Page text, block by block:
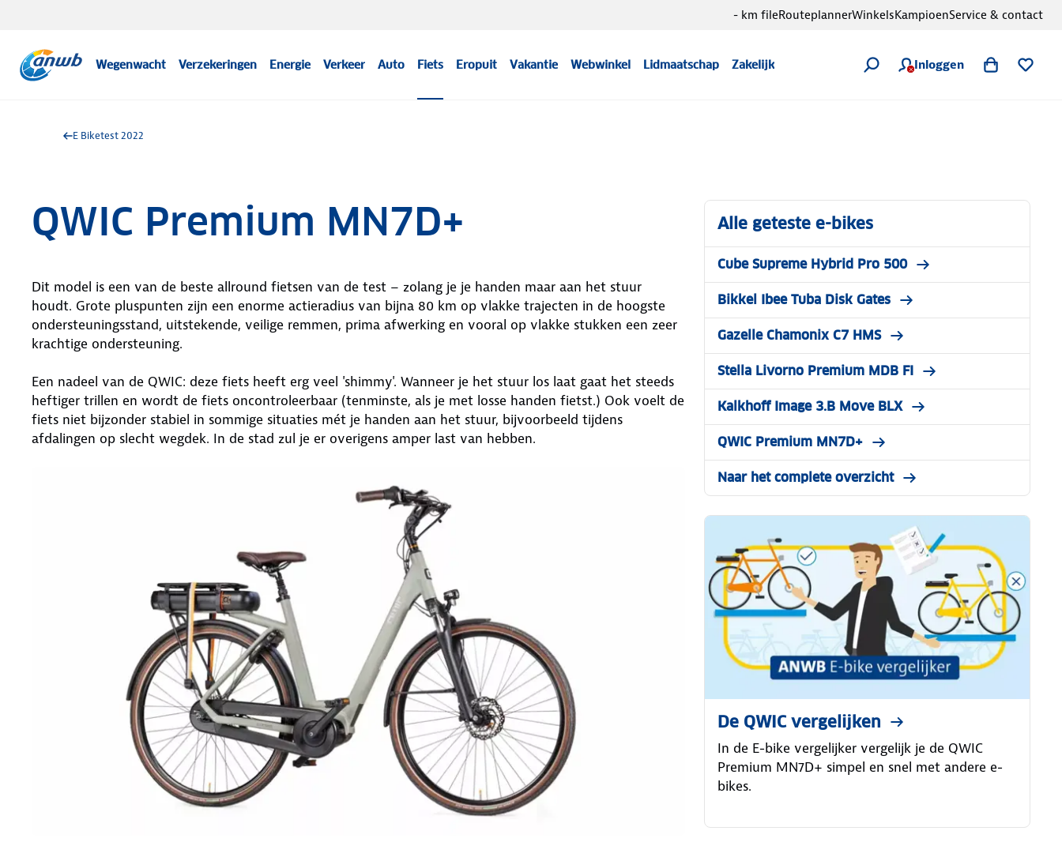
Wegenwacht Verzekeringen Energie Verkeer Auto Fiets Eropuit Vakantie Webwinkel Lidmaatschap Zakelijk Inloggen
- km fileRouteplannerWinkelsKampioenService & contact
E Biketest 2022
QWIC Premium MN7D+
Dit model is een van de beste allround fietsen van de test – zolang je je handen maar aan het stuur
houdt. Grote pluspunten zijn een enorme actieradius van bijna 80 km op vlakke trajecten in de hoogste
ondersteuningsstand, uitstekende, veilige remmen, prima afwerking en vooral op vlakke stukken een zeer
krachtige ondersteuning.
Een nadeel van de QWIC: deze fiets heeft erg veel 'shimmy'. Wanneer je het stuur los laat gaat het steeds
heftiger trillen en wordt de fiets oncontroleerbaar (tenminste, als je met losse handen fietst.) Ook voelt de
fiets niet bijzonder stabiel in sommige situaties mét je handen aan het stuur, bijvoorbeeld tijdens
afdalingen op slecht wegdek. In de stad zul je er overigens amper last van hebben.
Alle geteste e-bikes
Cube Supreme Hybrid Pro 500
Bikkel Ibee Tuba Disk Gates
Gazelle Chamonix C7 HMS
Stella Livorno Premium MDB FI
Kalkhoff Image 3.B Move BLX
QWIC Premium MN7D+
Naar het complete overzicht
De QWIC vergelijken
In de E-bike vergelijker vergelijk je de QWIC
Premium MN7D+ simpel en snel met andere e-
bikes.